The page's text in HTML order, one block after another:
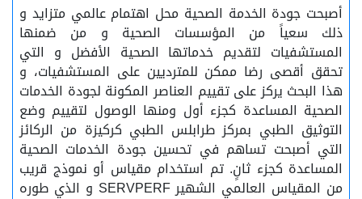
أصبحت جودة الخدمة الصحية محل اهتمام عالمي متزايد و
ذلك سعياً من المؤسسات الصحية و من ضمنها
المستشفيات لتقديم خدماتها الصحية الأفضل و التي
تحقق أقصى رضا ممكن للمترديين على المستشفيات، و
هذا البحث يركز على تقييم العناصر المكونة لجودة الخدمات
الصحية المساعدة كجزء أول ومنها الوصول لتقييم وضع
التوثيق الطبي بمركز طرابلس الطبي كركيزة من الركائز
التي أصبحت تساهم في تحسين جودة الخدمات الصحية
المساعدة كجزء ثانٍ. تم استخدام مقياس أو نموذج قريب
من المقياس العالمي الشهير SERVPERF و الذي طوره